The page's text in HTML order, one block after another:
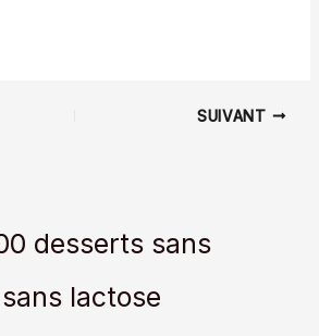
SUIVANT
desserts sans
lactose